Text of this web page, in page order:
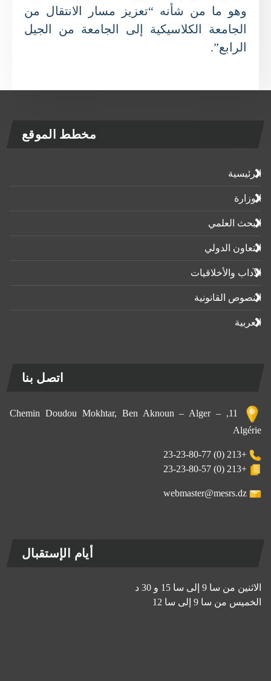
وهو ما من شأنه “تعزيز مسار الانتقال من
الجامعة الكلاسيكية إلى الجامعة من الجيل
الرابع”.
مخطط الموقع
الرئيسية
الوزارة
البحث العلمي
التعاون الدولي
الآداب واﻷخلاقيات
النصوص القانونية
العربية
اتصل بنا
11, Chemin Doudou Mokhtar, Ben Aknoun – Alger –
Algérie
+213 (0) 23-23-80-77
+213 (0) 23-23-80-57
webmaster@mesrs.dz
أيام الإستقبال
الاثنين من سا 9 إلى سا 15 و 30 د
الخميس من سا 9 إلى سا 12